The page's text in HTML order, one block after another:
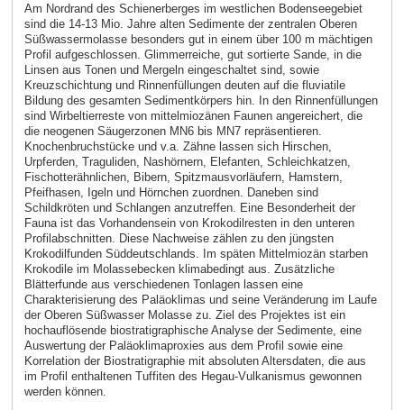
Am Nordrand des Schienerberges im westlichen Bodenseegebiet
sind die 14-13 Mio. Jahre alten Sedimente der zentralen Oberen
Süßwassermolasse besonders gut in einem über 100 m mächtigen
Profil aufgeschlossen. Glimmerreiche, gut sortierte Sande, in die
Linsen aus Tonen und Mergeln eingeschaltet sind, sowie
Kreuzschichtung und Rinnenfüllungen deuten auf die fluviatile
Bildung des gesamten Sedimentkörpers hin. In den Rinnenfüllungen
sind Wirbeltierreste von mittelmiozänen Faunen angereichert, die
die neogenen Säugerzonen MN6 bis MN7 repräsentieren.
Knochenbruchstücke und v.a. Zähne lassen sich Hirschen,
Urpferden, Traguliden, Nashörnern, Elefanten, Schleichkatzen,
Fischotterähnlichen, Bibern, Spitzmausvorläufern, Hamstern,
Pfeifhasen, Igeln und Hörnchen zuordnen. Daneben sind
Schildkröten und Schlangen anzutreffen. Eine Besonderheit der
Fauna ist das Vorhandensein von Krokodilresten in den unteren
Profilabschnitten. Diese Nachweise zählen zu den jüngsten
Krokodilfunden Süddeutschlands. Im späten Mittelmiozän starben
Krokodile im Molassebecken klimabedingt aus. Zusätzliche
Blätterfunde aus verschiedenen Tonlagen lassen eine
Charakterisierung des Paläoklimas und seine Veränderung im Laufe
der Oberen Süßwasser Molasse zu. Ziel des Projektes ist ein
hochauflösende biostratigraphische Analyse der Sedimente, eine
Auswertung der Paläoklimaproxies aus dem Profil sowie eine
Korrelation der Biostratigraphie mit absoluten Altersdaten, die aus
im Profil enthaltenen Tuffiten des Hegau-Vulkanismus gewonnen
werden können.